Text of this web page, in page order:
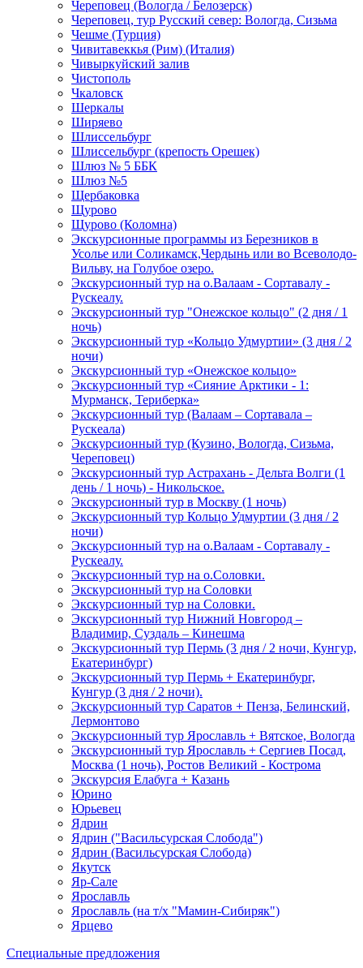
Череповец (Вологда / Белозерск)
Череповец, тур Русский север: Вологда, Сизьма
Чешме (Турция)
Чивитавеккья (Рим) (Италия)
Чивыркуйский залив
Чистополь
Чкаловск
Шеркалы
Ширяево
Шлиссельбург
Шлиссельбург (крепость Орешек)
Шлюз № 5 ББК
Шлюз №5
Щербаковка
Щурово
Щурово (Коломна)
Экскурсионные программы из Березников в
Усолье или Соликамск,Чердынь или во Всеволодо-
Вильву, на Голубое озеро.
Экскурсионный тур на о.Валаам - Сортавалу -
Рускеалу.
Экскурсионный тур "Онежское кольцо" (2 дня / 1
ночь)
Экскурсионный тур «Кольцо Удмуртии» (3 дня / 2
ночи)
Экскурсионный тур «Онежское кольцо»
Экскурсионный тур «Сияние Арктики - 1:
Мурманск, Териберка»
Экскурсионный тур (Валаам – Сортавала –
Рускеала)
Экскурсионный тур (Кузино, Вологда, Сизьма,
Череповец)
Экскурсионный тур Астрахань - Дельта Волги (1
день / 1 ночь) - Никольское.
Экскурсионный тур в Москву (1 ночь)
Экскурсионный тур Кольцо Удмуртии (3 дня / 2
ночи)
Экскурсионный тур на о.Валаам - Сортавалу -
Рускеалу.
Экскурсионный тур на о.Соловки.
Экскурсионный тур на Соловки
Экскурсионный тур на Соловки.
Экскурсионный тур Нижний Новгород –
Владимир, Суздаль – Кинешма
Экскурсионный тур Пермь (3 дня / 2 ночи, Кунгур,
Екатеринбург)
Экскурсионный тур Пермь + Екатеринбург,
Кунгур (3 дня / 2 ночи).
Экскурсионный тур Саратов + Пенза, Белинский,
Лермонтово
Экскурсионный тур Ярославль + Вятское, Вологда
Экскурсионный тур Ярославль + Сергиев Посад,
Москва (1 ночь), Ростов Великий - Кострома
Экскурсия Елабуга + Казань
Юрино
Юрьевец
Ядрин
Ядрин ("Васильсурская Слобода")
Ядрин (Васильсурская Слобода)
Якутск
Яр-Сале
Ярославль
Ярославль (на т/х "Мамин-Сибиряк")
Ярцево
Специальные предложения